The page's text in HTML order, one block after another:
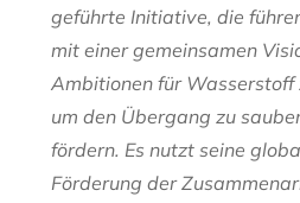
geführte Initiative, die
mit einer gemeinsamen
Ambitionen für Wasserstoff
um den Übergang zu
fördern. Es nutzt seine
Förderung der